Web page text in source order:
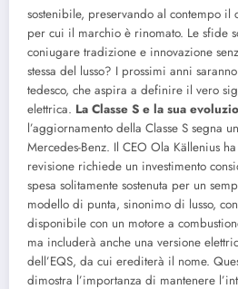
sostenibile, preservando al contempo il
per cui il marchio è rinomato. Le sfide
coniugare tradizione e innovazione
stessa del lusso? I prossimi anni
tedesco, che aspira a definire il vero
elettrica. La Classe S e la sua
l’aggiornamento della Classe S segna
Mercedes-Benz. Il CEO Ola Källenius
revisione richiede un investimento
spesa solitamente sostenuta per un
modello di punta, sinonimo di lusso,
disponibile con un motore a
ma includerà anche una versione
dell’EQS, da cui erediterà il nome.
dimostra l’importanza di mantenere